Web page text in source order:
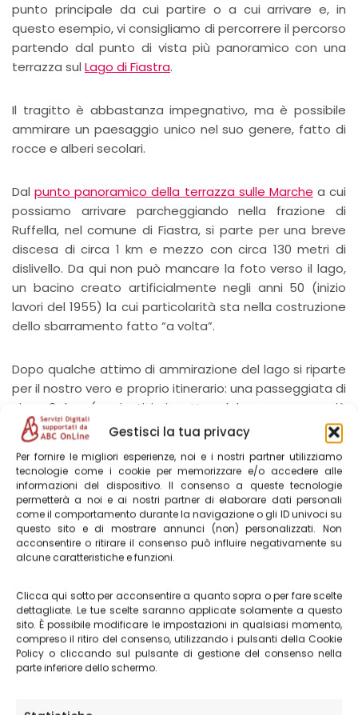
Gestisci la tua privacy
Per fornire le migliori esperienze, noi e i nostri partner utilizziamo
tecnologie come i cookie per memorizzare e/o accedere alle
informazioni del dispositivo. Il consenso a queste tecnologie
permetterà a noi e ai nostri partner di elaborare dati personali
come il comportamento durante la navigazione o gli ID univoci su
questo sito e di mostrare annunci (non) personalizzati. Non
acconsentire o ritirare il consenso può influire negativamente su
alcune caratteristiche e funzioni.
Clicca qui sotto per acconsentire a quanto sopra o per fare scelte
dettagliate. Le tue scelte saranno applicate solamente a questo
sito. È possibile modificare le impostazioni in qualsiasi momento,
compreso il ritiro del consenso, utilizzando i pulsanti della Cookie
Policy o cliccando sul pulsante di gestione del consenso nella
parte inferiore dello schermo.
punto principale da cui partire o a cui arrivare e, in
questo esempio, vi consigliamo di percorrere il percorso
partendo dal punto di vista più panoramico con una
terrazza sul Lago di Fiastra.
Il tragitto è abbastanza impegnativo, ma è possibile
ammirare un paesaggio unico nel suo genere, fatto di
rocce e alberi secolari.
Dalpunto panoramico della terrazza sulle Marche a cui
possiamo arrivare parcheggiando nella frazione di
Ruffella, nel comune di Fiastra, si parte per una breve
discesa di circa 1 km e mezzo con circa 130 metri di
dislivello. Da qui non può mancare la foto verso il lago,
un bacino creato artificialmente negli anni 50 (inizio
lavori del 1955) la cui particolarità sta nella costruzione
dello sbarramento fatto “a volta”.
Dopo qualche attimo di ammirazione del lago si riparte
per il nostro vero e proprio itinerario: una passeggiata di
circa 3 km (aggiuntivi rispetto al km e mezzo già
percorso) per arrivare a vedere la conformazione delle
famose Lame Rosse